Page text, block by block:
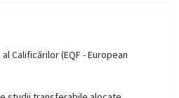
Calificărilor (EQF - European